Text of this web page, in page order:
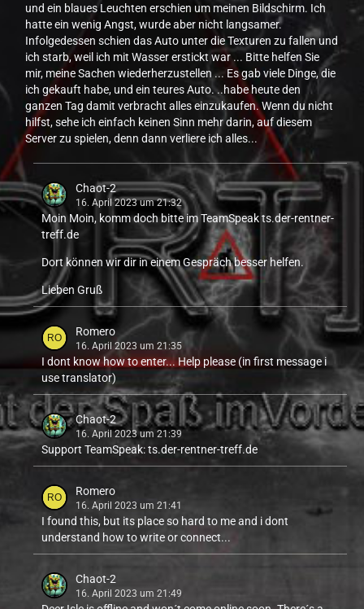
und ein blaues Leuchten erschien um meinen Bildschirm. Ich
hatte ein wenig Angst, wurde aber nicht langsamer.
Infolgedessen schien das Auto unter die Texturen zu fallen und
ich starb, weil ich mit Wasser erstickt war ... Bitte helfen Sie
mir, meine Sachen wiederherzustellen ... Es gab viele Dinge, die
ich gekauft habe, und ein teures Auto. ..habe heute den
ganzen Tag damit verbracht alles einzukaufen. Wenn du nicht
hilfst, sehe ich einfach keinen Sinn mehr darin, auf diesem
Server zu spielen, denn dann verliere ich alles...
Chaot-2
16. April 2023 um 21:32
Moin Moin, komm doch bitte im TeamSpeak ts.der-rentner-
treff.de
Dort können wir dir in einem Gespräch besser helfen.
Lieben Gruß
Romero
16. April 2023 um 21:35
I dont know how to enter... Help please (in first message i
use translator)
Chaot-2
16. April 2023 um 21:39
Support TeamSpeak: ts.der-rentner-treff.de
Romero
16. April 2023 um 21:41
I found this, but its place so hard to me and i dont
understand how to write or connect...
Chaot-2
16. April 2023 um 21:49